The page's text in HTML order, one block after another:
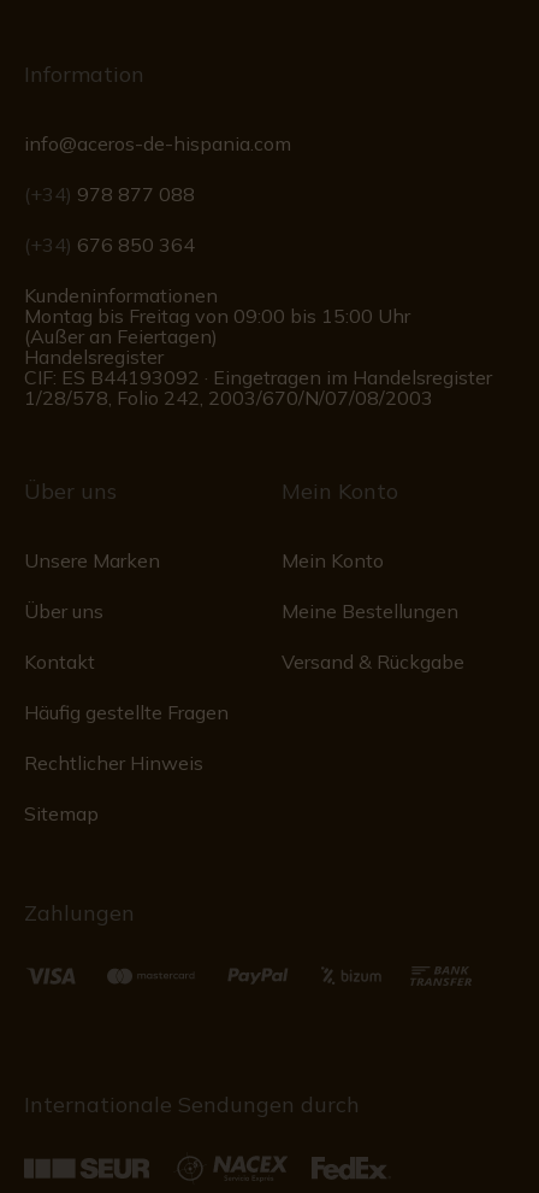
Information
info@aceros-de-hispania.com
(+34) 978 877 088
(+34) 676 850 364
Kundeninformationen
Montag bis Freitag von 09:00 bis 15:00 Uhr
(Außer an Feiertagen)
Handelsregister
CIF: ES B44193092 · Eingetragen im Handelsregister
1/28/578, Folio 242, 2003/670/N/07/08/2003
Über uns
Unsere Marken
Über uns
Kontakt
Häufig gestellte Fragen
Rechtlicher Hinweis
Sitemap
Mein Konto
Mein Konto
Meine Bestellungen
Versand & Rückgabe
Zahlungen
Internationale Sendungen durch